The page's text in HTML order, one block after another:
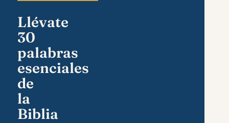
Llévate
30
palabras
esenciales
de
la
Biblia